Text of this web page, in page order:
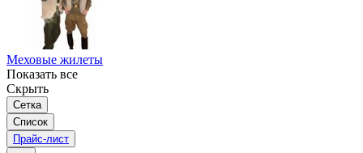
Меховые жилеты
Показать все
Скрыть
Сетка
Список
Прайс-лист